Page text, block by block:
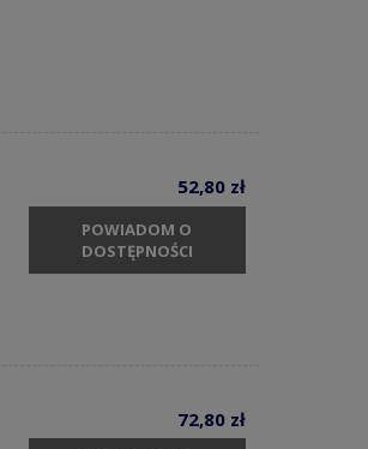
52,80 zł
POWIADOM O
DOSTĘPNOŚCI
72,80 zł